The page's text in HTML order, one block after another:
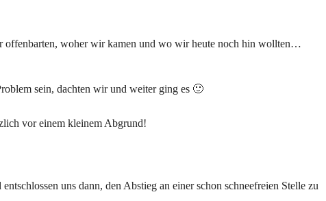
offenbarten, woher wir kamen und wo wir heute noch hin wollten…
sein, dachten wir und weiter ging es 🙂
vor einem kleinem Abgrund!
uns dann, den Abstieg an einer schon schneefreien Stelle zu